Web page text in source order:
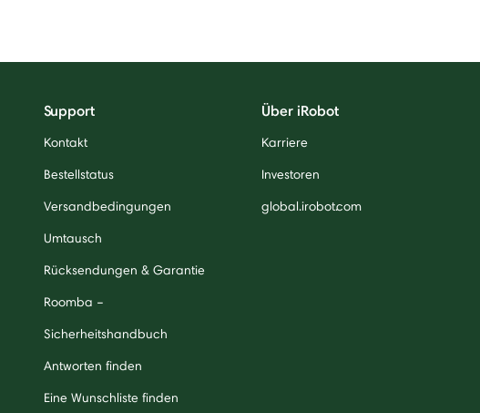
Support
Kontakt
Bestellstatus
Versandbedingungen
Umtausch
Rücksendungen & Garantie
Roomba –
Sicherheitshandbuch
Antworten finden
Eine Wunschliste finden
Über iRobot
Karriere
Investoren
global.irobot.com